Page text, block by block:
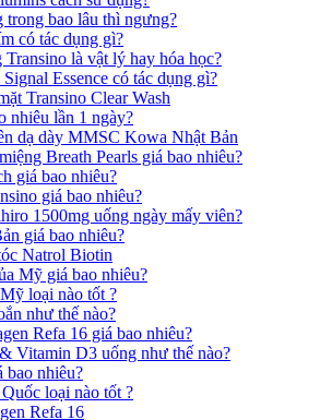
trong bao lâu thì ngưng?
có tác dụng gì?
là vật lý hay hóa học?
Essence có tác dụng gì?
Transino Clear Wash
nhiêu lần 1 ngày?
dạ dày MMSC Kowa Nhật Bản
Breath Pearls giá bao nhiêu?
giá bao nhiêu?
giá bao nhiêu?
1500mg uống ngày mấy viên?
giá bao nhiêu?
Natrol Biotin
Mỹ giá bao nhiêu?
loại nào tốt ?
như thế nào?
Refa 16 giá bao nhiêu?
Vitamin D3 uống như thế nào?
bao nhiêu?
loại nào tốt ?
Refa 16